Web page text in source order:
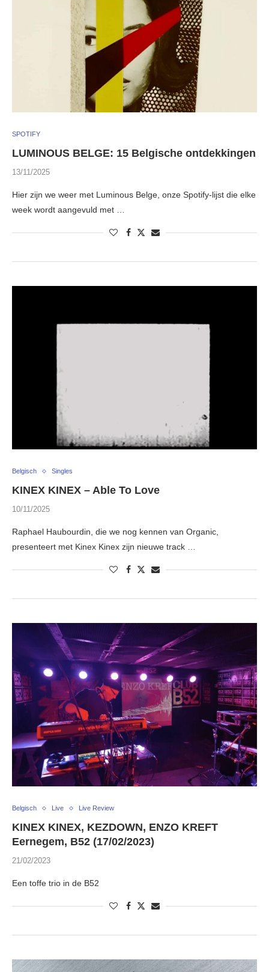
SPOTIFY
LUMINOUS BELGE: 15 Belgische ontdekkingen
13/11/2025
Hier zijn we weer met Luminous Belge, onze Spotify-lijst die elke
week wordt aangevuld met …
Belgisch Singles
KINEX KINEX – Able To Love
10/11/2025
Raphael Haubourdin, die we nog kennen van Organic,
presenteert met Kinex Kinex zijn nieuwe track …
Belgisch Live Live Review
KINEX KINEX, KEZDOWN, ENZO KREFT
Eernegem, B52 (17/02/2023)
21/02/2023
Een toffe trio in de B52